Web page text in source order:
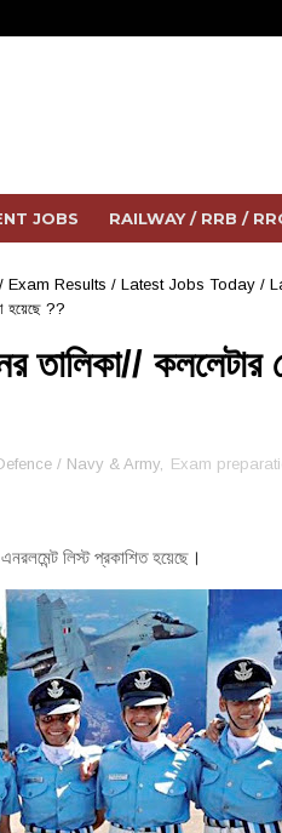
JOBS RAILWAY / RRB /
/ Exam Results / Latest Jobs Today/
হয়েছে ??
কললেটার
/ Navy & Army, Exam
লিস্ট প্রকাশিত হয়েছে।